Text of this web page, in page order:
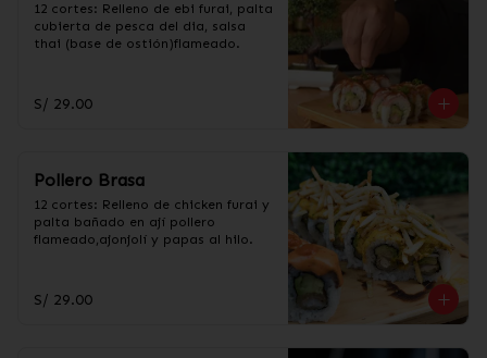
12 cortes: Relleno de ebi furai, palta
cubierta de pesca del dia, salsa
thai (base de ostión)flameado.
S/ 29.00
Pollero Brasa
12 cortes: Relleno de chicken furai y
palta bañado en ají pollero
flameado,ajonjolí y papas al hilo.
S/ 29.00